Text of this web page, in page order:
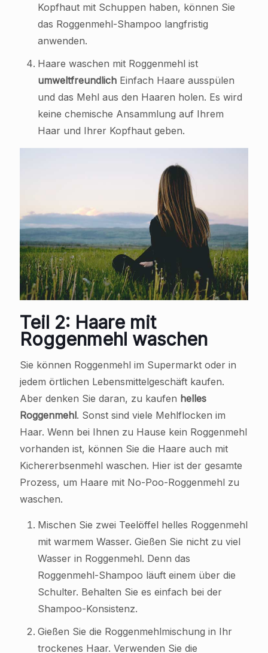
Kopfhaut mit Schuppen haben, können Sie
das Roggenmehl-Shampoo langfristig
anwenden.
Haare waschen mit Roggenmehl ist
umweltfreundlich Einfach Haare ausspülen
und das Mehl aus den Haaren holen. Es wird
keine chemische Ansammlung auf Ihrem
Haar und Ihrer Kopfhaut geben.
Teil 2: Haare mit
Roggenmehl waschen
Sie können Roggenmehl im Supermarkt oder in
jedem örtlichen Lebensmittelgeschäft kaufen.
Aber denken Sie daran, zu kaufen helles
Roggenmehl. Sonst sind viele Mehlflocken im
Haar. Wenn bei Ihnen zu Hause kein Roggenmehl
vorhanden ist, können Sie die Haare auch mit
Kichererbsenmehl waschen. Hier ist der gesamte
Prozess, um Haare mit No-Poo-Roggenmehl zu
waschen.
Mischen Sie zwei Teelöffel helles Roggenmehl
mit warmem Wasser. Gießen Sie nicht zu viel
Wasser in Roggenmehl. Denn das
Roggenmehl-Shampoo läuft einem über die
Schulter. Behalten Sie es einfach bei der
Shampoo-Konsistenz.
Gießen Sie die Roggenmehlmischung in Ihr
trockenes Haar. Verwenden Sie die